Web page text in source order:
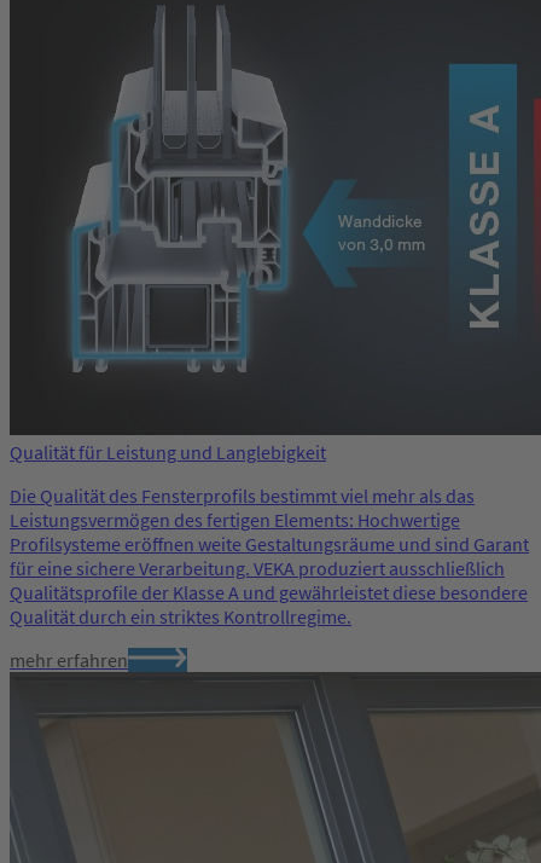
Qualität für Leistung und Langlebigkeit
Die Qualität des Fensterprofils bestimmt viel mehr als das
Leistungsvermögen des fertigen Elements: Hochwertige
Profilsysteme eröffnen weite Gestaltungsräume und sind Garant
für eine sichere Verarbeitung. VEKA produziert ausschließlich
Qualitätsprofile der Klasse A und gewährleistet diese besondere
Qualität durch ein striktes Kontrollregime.
mehr erfahren